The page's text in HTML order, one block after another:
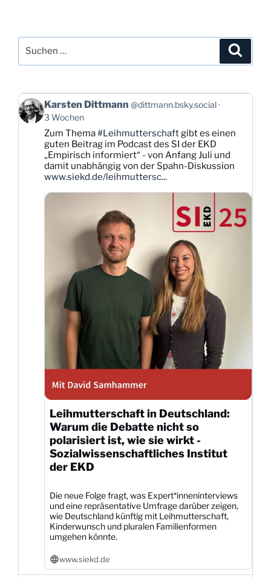
nach:
Beitrag
von
Karsten
Dittmann
Bluesky
ansehen
Karsten Dittmann @dittmann.bsky.social
3 Wochen
Zum Thema#Leihmutterschaftgibt es einen
guten Beitrag im Podcast des SI der EKD
„Empirisch informiert“ - von Anfang Juli und
damit unabhängig von der Spahn-Diskussion
www.siekd.de/leihmuttersc...
Leihmutterschaft in Deutschland:
Warum die Debatte nicht so
polarisiert ist, wie sie wirkt -
Sozialwissenschaftliches Institut
der EKD
Die neue Folge fragt, was Expert*inneninterviews
und eine repräsentative Umfrage darüber zeigen,
wie Deutschland künftig mit Leihmutterschaft,
Kinderwunsch und pluralen Familienformen
umgehen könnte.
www.siekd.de